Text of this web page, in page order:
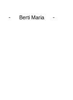
- Berti Maria
-